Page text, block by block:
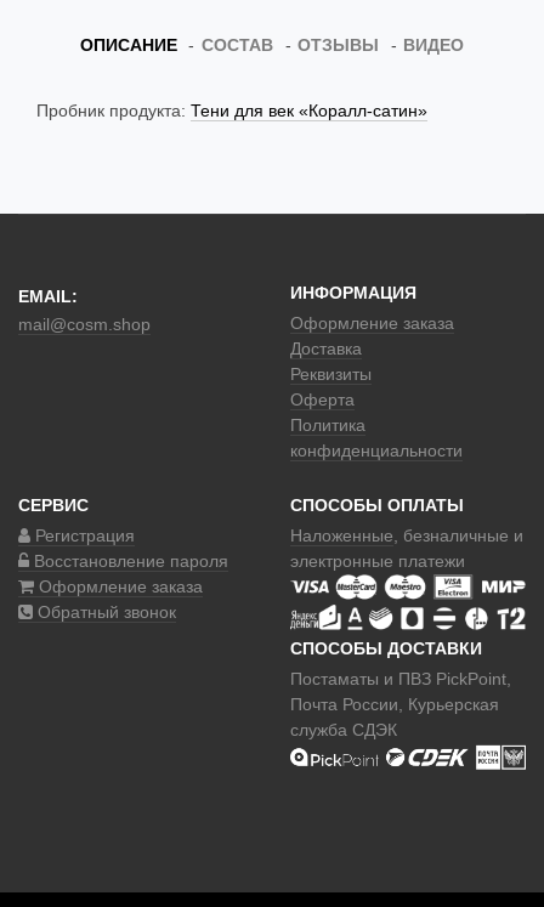
ОПИСАНИЕ СОСТАВ ОТЗЫВЫ ВИДЕО
Пробник продукта: Тени для век «Коралл-сатин»
EMAIL:
mail@cosm.shop
ИНФОРМАЦИЯ
Оформление заказа
Доставка
Реквизиты
Оферта
Политика
конфиденциальности
СЕРВИС
Регистрация
Восстановление пароля
Оформление заказа
Обратный звонок
СПОСОБЫ ОПЛАТЫ
Наложенные , безналичные и
электронные платежи
СПОСОБЫ ДОСТАВКИ
Постаматы и ПВЗ PickPoint,
Почта России, Курьерская
служба СДЭК